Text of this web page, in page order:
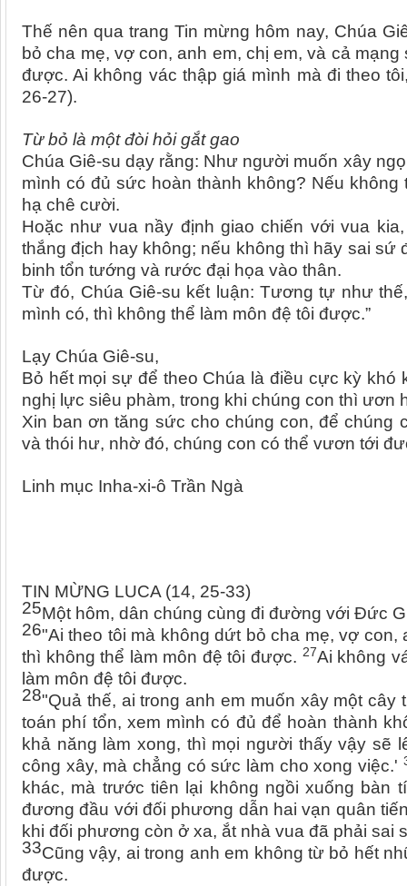
Thế nên qua trang Tin mừng hôm nay, Chúa
bỏ cha mẹ, vợ con, anh em, chị em, và cả
được. Ai không vác thập giá mình mà đi theo
26-27).
Từ bỏ là một đòi hỏi gắt gao
Chúa Giê-su dạy rằng: Như người muốn xây
mình có đủ sức hoàn thành không? Nếu
hạ chê cười.
Hoặc như vua nầy định giao chiến với vua
thắng địch hay không; nếu không thì hãy sai sứ
binh tổn tướng và rước đại họa vào thân.
Từ đó, Chúa Giê-su kết luận: Tương tự như
mình có, thì không thể làm môn đệ tôi được.”
Lạy Chúa Giê-su,
Bỏ hết mọi sự để theo Chúa là điều cực kỳ khó
nghị lực siêu phàm, trong khi chúng con thì ươn
Xin ban ơn tăng sức cho chúng con, để
và thói hư, nhờ đó, chúng con có thể vươn tới
Linh mục Inha-xi-ô Trần Ngà
TIN MỪNG LUCA (14, 25-33)
25Một hôm, dân chúng cùng đi đường với Đức
26"Ai theo tôi mà không dứt bỏ cha mẹ, vợ
thì không thể làm môn đệ tôi được. 27Ai không
làm môn đệ tôi được.
28"Quả thế, ai trong anh em muốn xây một
toán phí tổn, xem mình có đủ để hoàn thành
khả năng làm xong, thì mọi người thấy vậy sẽ
công xây, mà chẳng có sức làm cho xong việc.'
khác, mà trước tiên lại không ngồi xuống bàn
đương đầu với đối phương dẫn hai vạn quân
khi đối phương còn ở xa, ắt nhà vua đã phải sai
33Cũng vậy, ai trong anh em không từ bỏ hết
được.